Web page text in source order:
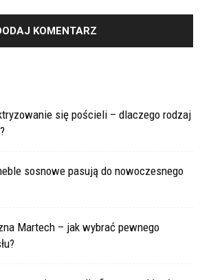
się pościeli – dlaczego rodzaj
sosnowe pasują do nowoczesnego
Martech – jak wybrać pewnego